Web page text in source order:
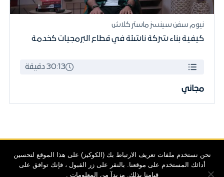
نيوم سفن سينسز ماستر كلاش
كيفية بناء شركة ناشئة في قطاع البرمجيات كخدمة
30:13 دقيقة
مجاني
© 2025 نيوم
نحن نستخدم ملفات تعريف الارتباط بك (الكوكيز) على هذا الموقع لتحسين
أدائك المستخدم على موقعنا. بالنقر على زر القبول ، فإنك توافق على
قيامنا بذلك. مزيدآ من المعلومات .